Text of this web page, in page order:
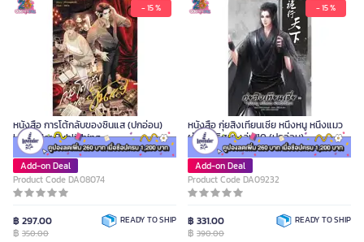
- 15 %
หนังสือ การโต้กลับของซินแส (ปกอ่อน)
Lavender Publishing
Add-on Deal
Product Code DA08074
฿ 297.00
฿ 350.00
READY TO SHIP
- 15 %
หนังสือ กุ่ยสิงเทียนเซี่ย หนึ่งหนู หนึ่งแมว
ผ่าคดีปริศนา เล่ม 10 (ปกอ่อน)
Add-on Deal
Product Code DA09232
฿ 331.00
฿ 390.00
READY TO SHIP